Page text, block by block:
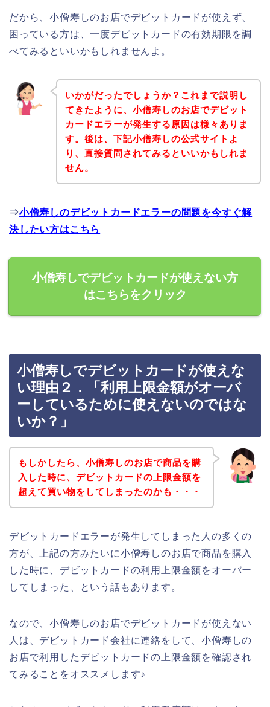
だから、小僧寿しのお店でデビットカードが使えず、
困っている方は、一度デビットカードの有効期限を調
べてみるといいかもしれませんよ。
いかがだったでしょうか？これまで説明し
てきたように、小僧寿しのお店でデビット
カードエラーが発生する原因は様々ありま
す。後は、下記小僧寿しの公式サイトよ
り、直接質問されてみるといいかもしれま
せん。
⇒小僧寿しのデビットカードエラーの問題を今すぐ解
決したい方はこちら
小僧寿しでデビットカードが使えない方
はこちらをクリック
小僧寿しでデビットカードが使えな
い理由２．「利用上限金額がオーバ
ーしているために使えないのではな
いか？」
もしかしたら、小僧寿しのお店で商品を購
入した時に、デビットカードの上限金額を
超えて買い物をしてしまったのかも・・・
デビットカードエラーが発生してしまった人の多くの
方が、上記の方みたいに小僧寿しのお店で商品を購入
した時に、デビットカードの利用上限金額をオーバー
してしまった、という話もあります。
なので、小僧寿しのお店でデビットカードが使えない
人は、デビットカード会社に連絡をして、小僧寿しの
お店で利用したデビットカードの上限金額を確認され
てみることをオススメします♪